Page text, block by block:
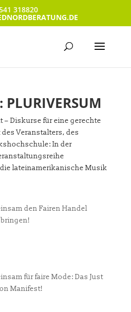
318820
PLURIVERSUM
– Diskurse für eine gerechte
Veranstalters, des
In der
die lateinamerikanische Musik
den Fairen Handel
für faire Mode: Das Just
Manifest!